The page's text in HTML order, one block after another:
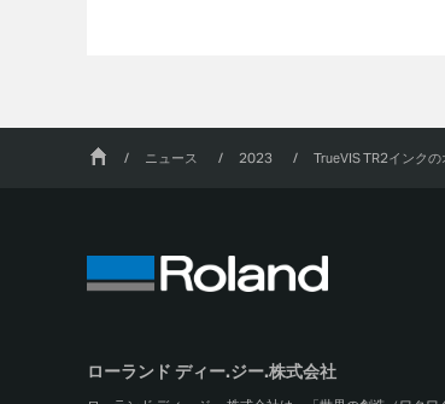
/ ニュース / 2023 / TrueVIS TR2インク
ローランド ディー.ジー.株式会社